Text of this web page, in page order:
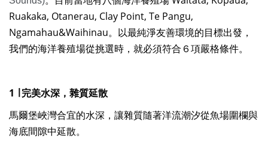
Ruakaka, Otanerau, Clay Point, Te Pangu,
Ngamahau&Waihinau。以最純淨友善環境的目標出發，
我們的海洋養殖場從挑選時，就必須符合６項嚴格條件。
1 ∣ 完美水深，雜質延散
馬爾堡峽灣合宜的水深，讓雜質隨著洋流潮汐從魚場圍欄與
海底間隙中延散。